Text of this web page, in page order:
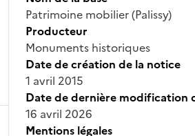
Patrimoine mobilier (Palissy)
Producteur
Monuments historiques
Date de création de la notice
1 avril 2015
Date de dernière modification
16 avril 2026
Mentions légales